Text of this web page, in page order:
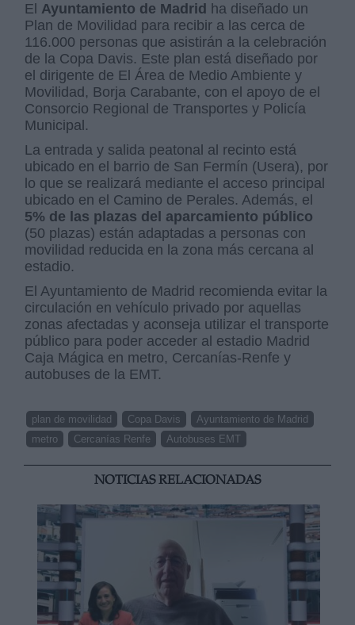
El Ayuntamiento de Madrid ha diseñado un
Plan de Movilidad para recibir a las cerca de
116.000 personas que asistirán a la celebración
de la Copa Davis. Este plan está diseñado por
el dirigente de El Área de Medio Ambiente y
Movilidad, Borja Carabante, con el apoyo de el
Consorcio Regional de Transportes y Policía
Municipal.
La entrada y salida peatonal al recinto está
ubicado en el barrio de San Fermín (Usera), por
lo que se realizará mediante el acceso principal
ubicado en el Camino de Perales. Además, el
5% de las plazas del aparcamiento público
(50 plazas) están adaptadas a personas con
movilidad reducida en la zona más cercana al
estadio.
El Ayuntamiento de Madrid recomienda evitar la
circulación en vehículo privado por aquellas
zonas afectadas y aconseja utilizar el transporte
público para poder acceder al estadio Madrid
Caja Mágica en metro, Cercanías-Renfe y
autobuses de la EMT.
plan de movilidad Copa Davis
Ayuntamiento de Madrid
metro
Cercanías Renfe Autobuses EMT
NOTICIAS RELACIONADAS